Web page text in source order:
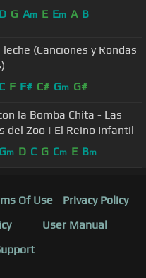
D G Am E Em A B
(Canciones y Rondas
C F F# C# Gm G#
la Bomba Chita - Las
del Zoo | El Reino Infantil
Gm D C G Cm E Bm
Of Use
Privacy Policy
User Manual